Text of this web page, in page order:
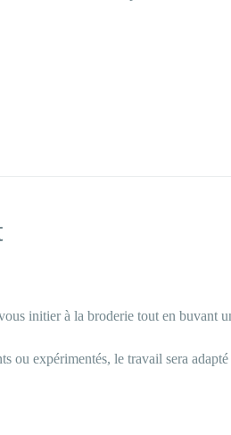
initier à la broderie tout en buvant
ou expérimentés, le travail sera